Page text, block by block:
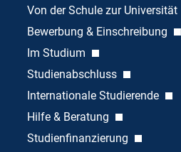
Von der Schule zur Universität
Bewerbung & Einschreibung
Im Studium
Studienabschluss
Internationale Studierende
Hilfe & Beratung
Studienfinanzierung